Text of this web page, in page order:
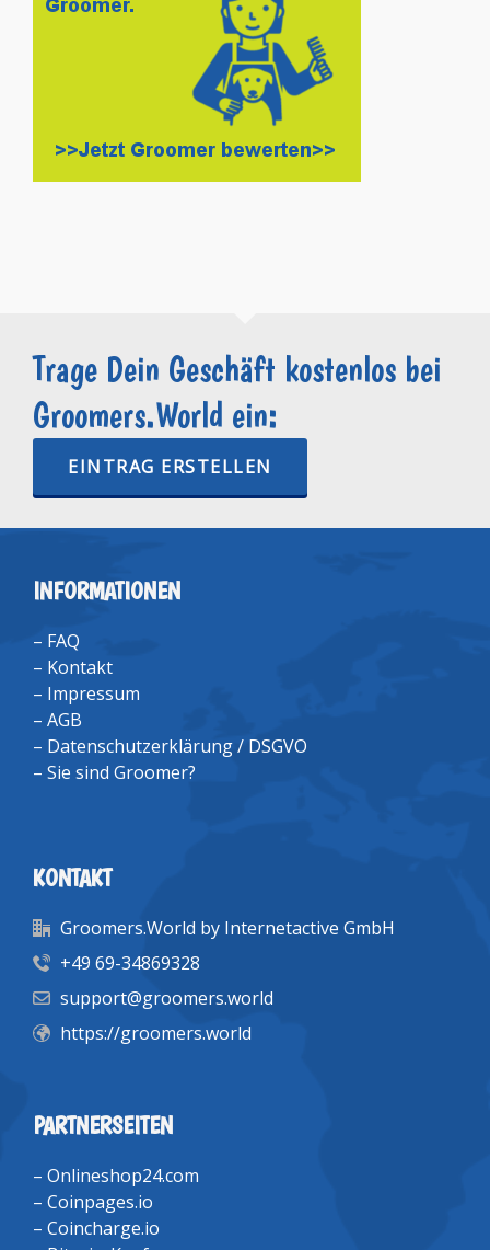
Trage Dein Geschäft kostenlos bei
Groomers.World ein:
EINTRAG ERSTELLEN
INFORMATIONEN
– FAQ
– Kontakt
– Impressum
– AGB
– Datenschutzerklärung / DSGVO
– Sie sind Groomer?
KONTAKT
Groomers.World by Internetactive GmbH
+49 69-34869328
support@groomers.world
https://groomers.world
PARTNERSEITEN
– Onlineshop24.com
– Coinpages.io
– Coincharge.io